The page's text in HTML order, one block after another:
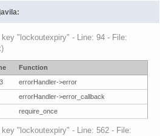
key "lockoutexpiry" - Line: 94 - File:
Function
errorHandler->error
errorHandler->error_callback
require_once
key "lockoutexpiry" - Line: 562 - File: